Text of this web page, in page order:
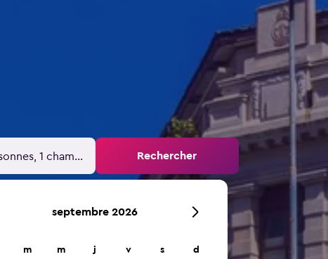
1 chambre Rechercher
septembre 2026
m m j v s d